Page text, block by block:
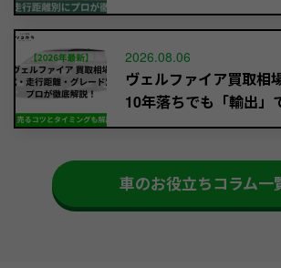
2026.08.06
ヴェルファイア買取相
10年落ちでも「輸出」
車のお役立ちコラム一